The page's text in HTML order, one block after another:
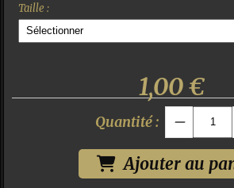
Taille :
1,00€
Quantité :
Ajouter au